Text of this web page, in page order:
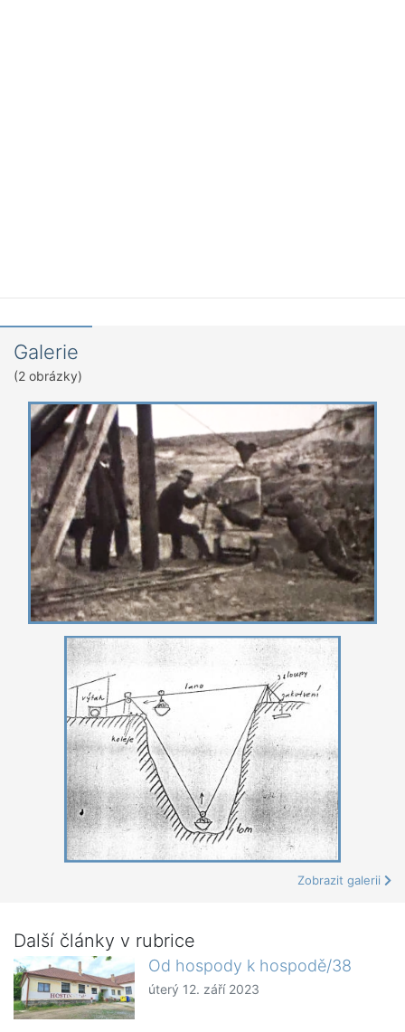
Galerie
(2 obrázky)
Zobrazit galerii
Další články v rubrice
Od hospody k hospodě/38
úterý 12. září 2023